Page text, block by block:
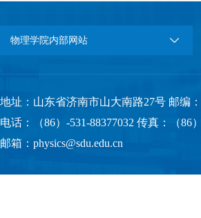
物理学院内部网站
地址：山东省济南市山大南路27号 邮编
电话：（86）-531-88377032 传真：（86
邮箱：physics@sdu.edu.cn